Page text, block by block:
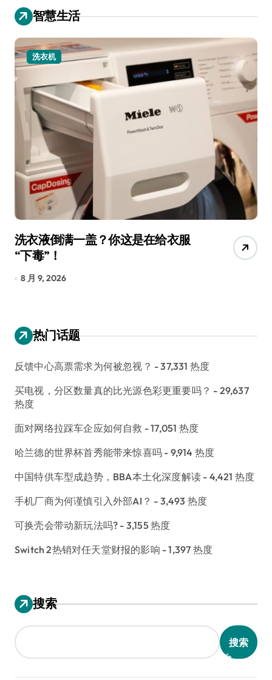
智慧生活
小家电
宠物美容吸尘器，是智商税还是真
香？实测告诉你
8 月 9, 2026
热门话题
反馈中心高票需求为何被忽视？ - 37,331 热度
买电视，分区数量真的比光源色彩更重要吗？ - 29,637
热度
面对网络拉踩车企应如何自救 - 17,051 热度
哈兰德的世界杯首秀能带来惊喜吗 - 9,914 热度
中国特供车型成趋势，BBA本土化深度解读 - 4,421 热度
手机厂商为何谨慎引入外部AI？ - 3,493 热度
可换壳会带动新玩法吗? - 3,155 热度
Switch 2热销对任天堂财报的影响 - 1,397 热度
搜索
搜索